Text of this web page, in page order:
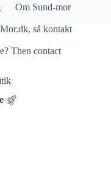
Om Sund-mor
så kontakt
Then contact